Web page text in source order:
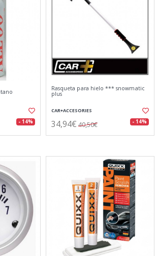
- 14%
Rasqueta para hielo *** snowmatic
plus
CAR+ACCESORIES
34,94€ 40,50€ - 14%